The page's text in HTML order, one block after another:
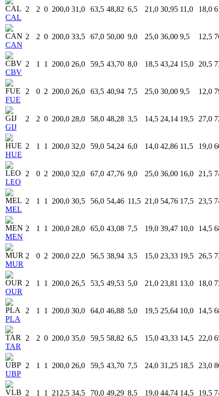
CAL
2 2 0 200,0 31,0 63,5 48,82 6,5 21,0 30,95 11,0 18,0
CAN
2 2 0 200,0 33,5 67,0 50,00 9,0 25,0 36,00 9,5 12,5
CBV
2 1 1 200,0 26,0 59,5 43,70 8,0 18,5 43,24 15,0 20,5
FUE
2 0 2 200,0 26,0 63,5 40,94 7,5 25,0 30,00 9,5 12,0
GIJ
2 2 0 200,0 28,0 58,0 48,28 3,5 14,5 24,14 19,5 27,0
HUE
2 1 1 200,0 32,0 59,0 54,24 6,0 14,0 42,86 11,5 19,0
LEO
2 0 2 200,0 32,0 67,0 47,76 9,0 25,0 36,00 16,0 21,5
MEL
2 1 1 200,0 30,5 56,0 54,46 11,5 21,0 54,76 17,5 23,5
MEN
2 1 1 200,0 28,0 65,0 43,08 7,5 19,0 39,47 10,0 14,5
MUR
2 0 2 200,0 22,0 56,5 38,94 3,5 15,0 23,33 19,5 26,5
OUR
2 1 1 200,0 26,5 53,5 49,53 5,0 21,0 23,81 13,0 18,0
PLA
2 1 1 200,0 30,0 64,0 46,88 5,0 19,5 25,64 10,0 14,5
TAR
2 2 0 200,0 35,0 59,5 58,82 6,5 15,0 43,33 14,5 22,0
UBP
2 1 1 200,0 26,0 59,5 43,70 7,5 24,0 31,25 18,5 23,0
2 1 1 212,5 34,5 70,0 49,29 8,5 19,0 44,74 14,5 19,5